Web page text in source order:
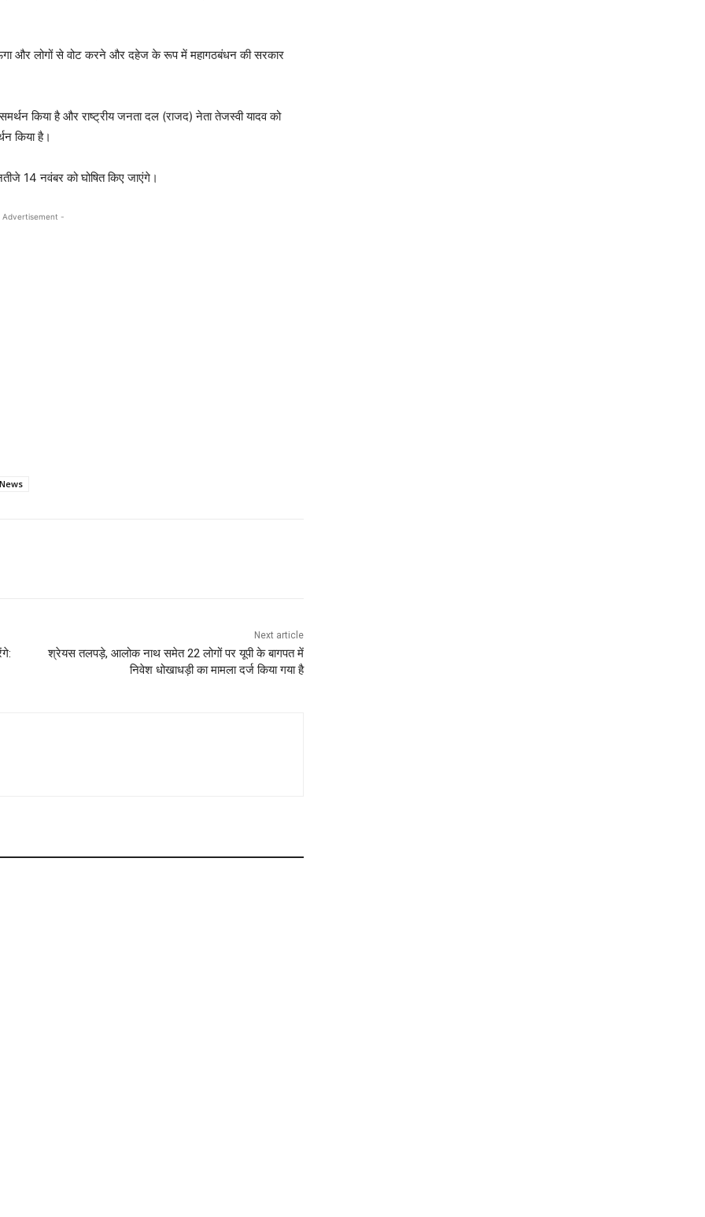
और लोगों से वोट करने और दहेज के रूप में महागठबंधन की सरकार
समर्थन किया है और राष्ट्रीय जनता दल (राजद) नेता तेजस्वी यादव को
किया है।
14 नवंबर को घोषित किए जाएंगे।
-
Next article
श्रेयस तलपड़े, आलोक नाथ समेत 22 लोगों पर यूपी के बागपत में
निवेश धोखाधड़ी का मामला दर्ज किया गया है